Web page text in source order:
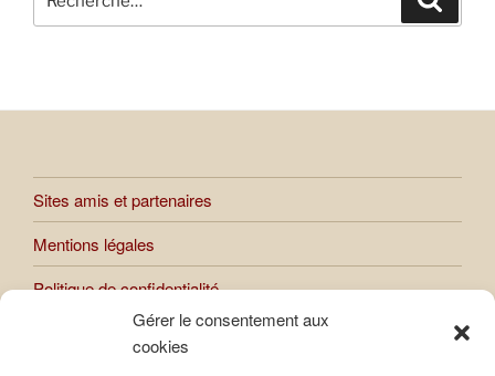
Gérer le consentement aux
cookies
pour
Sites amis et partenaires
Mentions légales
Politique de confidentialité